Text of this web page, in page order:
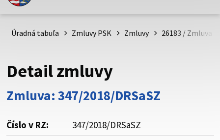
Toto je oficiálna webová stránka Prešovského
psk.sk.
Buďte pozorní a vždy sa uistite, že zdieľate informácie iba
cez zabezpečenú webovú stránku. Zabezpečená stránka
vždy začína https:// pred názvom domény webového sídla.
Úradná tabuľa Zmluvy PSK Zmluvy 26183 / Zmluva
Detail zmluvy
Zmluva: 347/2018/DRSaSZ
Číslo v RZ:
347/2018/DRSaSZ